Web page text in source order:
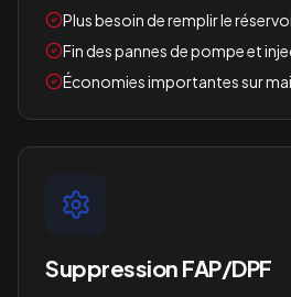
Plus besoin de remplir le
Fin des pannes de pompe et
Économies importantes sur
Suppression FAP/DPF